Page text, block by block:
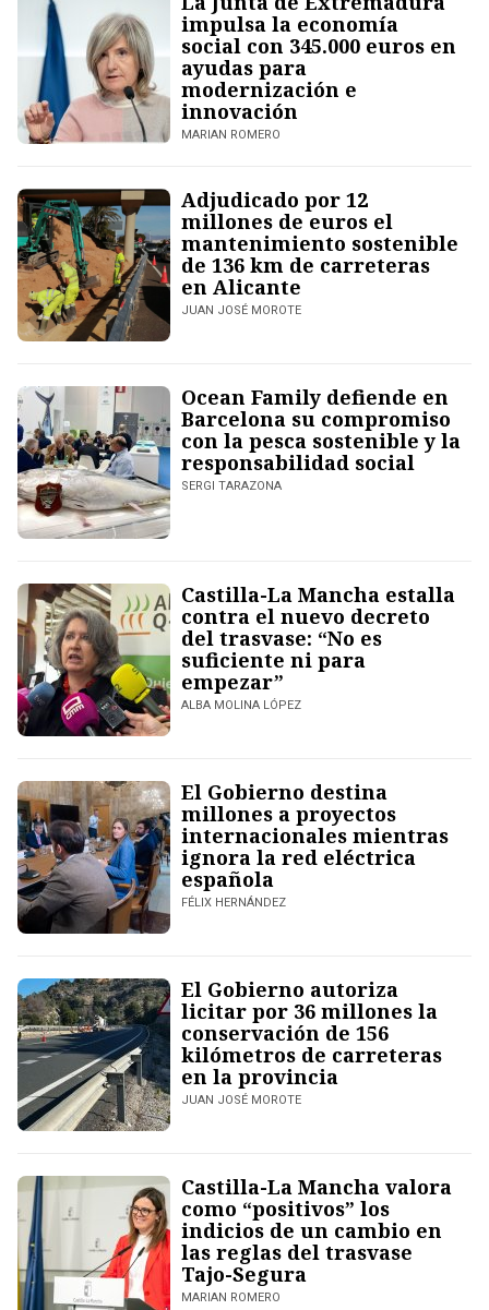
impulsa la economía
social con 345.000 euros en
ayudas para
modernización e
innovación
MARIAN ROMERO
Adjudicado por 12
millones de euros el
mantenimiento sostenible
de 136 km de carreteras
en Alicante
JUAN JOSÉ MOROTE
Ocean Family defiende en
Barcelona su compromiso
con la pesca sostenible y la
responsabilidad social
SERGI TARAZONA
Castilla-La Mancha estalla
contra el nuevo decreto
del trasvase: “No es
suficiente ni para
empezar”
ALBA MOLINA LÓPEZ
El Gobierno destina
millones a proyectos
internacionales mientras
ignora la red eléctrica
española
FÉLIX HERNÁNDEZ
El Gobierno autoriza
licitar por 36 millones la
conservación de 156
kilómetros de carreteras
en la provincia
JUAN JOSÉ MOROTE
Castilla-La Mancha valora
como “positivos” los
indicios de un cambio en
las reglas del trasvase
Tajo-Segura
MARIAN ROMERO